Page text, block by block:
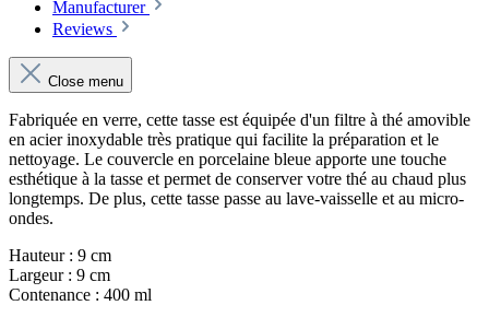
Manufacturer
Reviews
Close menu
Fabriquée en verre, cette tasse est équipée d'un filtre à thé amovible
en acier inoxydable très pratique qui facilite la préparation et le
nettoyage. Le couvercle en porcelaine bleue apporte une touche
esthétique à la tasse et permet de conserver votre thé au chaud plus
longtemps. De plus, cette tasse passe au lave-vaisselle et au micro-
ondes.
Hauteur : 9 cm
Largeur : 9 cm
Contenance : 400 ml